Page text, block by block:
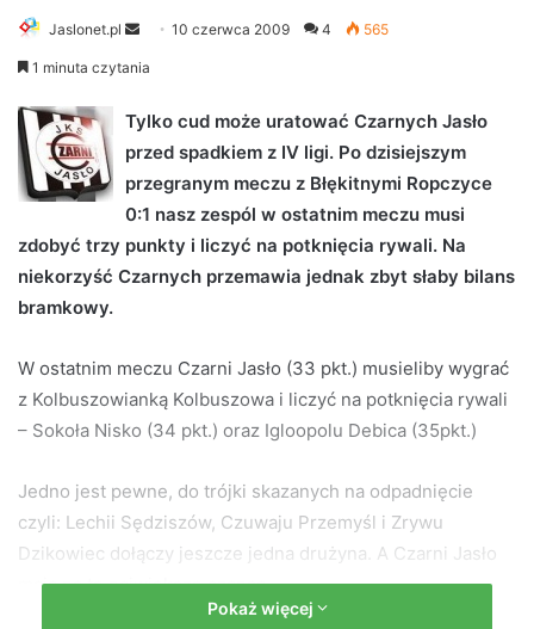
Jaslonet.pl
e
d
a
i
10 czerwca 2009 4 565
1 minuta czytania
Tylko cud może uratować Czarnych Jasło
przed spadkiem z IV ligi. Po dzisiejszym
przegranym meczu z Błękitnymi Ropczyce
0:1 nasz zespól w ostatnim meczu musi
zdobyć trzy punkty i liczyć na potknięcia rywali. Na
niekorzyść Czarnych przemawia jednak zbyt słaby bilans
bramkowy.
W ostatnim meczu Czarni Jasło (33 pkt.) musieliby wygrać
z Kolbuszowianką Kolbuszowa i liczyć na potknięcia rywali
– Sokoła Nisko (34 pkt.) oraz Igloopolu Debica (35pkt.)
Jedno jest pewne, do trójki skazanych na odpadnięcie
czyli: Lechii Sędziszów, Czuwaju Przemyśl i Zrywu
Dzikowiec dołączy jeszcze jedna drużyna. A Czarni Jasło
mają na to największe szanse.
Pokaż więcej